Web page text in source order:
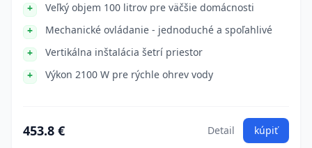
Veľký objem 100 litrov pre väčšie domácnosti
Mechanické ovládanie - jednoduché a spoľahlivé
Vertikálna inštalácia šetrí priestor
Výkon 2100 W pre rýchle ohrev vody
453.8 € Detail kúpiť